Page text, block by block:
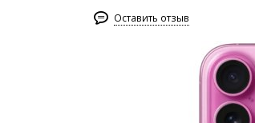
Оставить отзыв